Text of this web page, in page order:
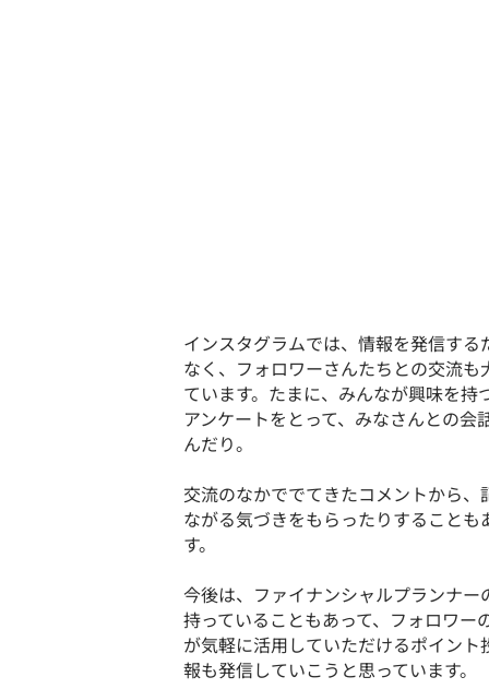
インスタグラムでは、情報を発信する
なく、フォロワーさんたちとの交流も
ています。たまに、みんなが興味を持
アンケートをとって、みなさんとの会
んだり。
交流のなかででてきたコメントから、
ながる気づきをもらったりすることも
す。
今後は、ファイナンシャルプランナー
持っていることもあって、フォロワー
が気軽に活用していただけるポイント
報も発信していこうと思っています。